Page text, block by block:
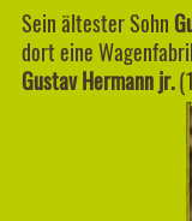
Sein ältester Sohn
dort eine
Gustav Hermann jr.